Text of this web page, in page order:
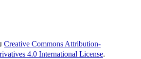
Creative Commons Attribution-
4.0 International License.